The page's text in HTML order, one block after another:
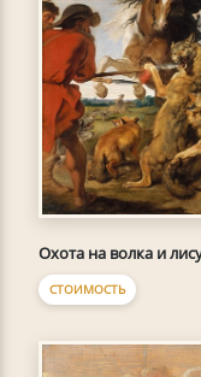
Охота на волка и
СТОИМОСТЬ